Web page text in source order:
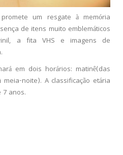
um resgate à memória
de itens muito emblemáticos
a fita VHS e imagens de
em dois horários: matinê(das
noite). A classificação etária
7 anos.